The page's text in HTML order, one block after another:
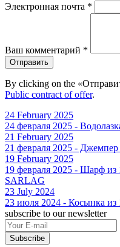
Электронная почта *
Ваш комментарий *
Отправить
By clicking on the
Public contract of offer.
24 February 2025
24 февраля 2025 -
21 February 2025
21 февраля 2025 -
19 February 2025
19 февраля 2025 - Шарф из
SARLAG
23 July 2024
23 июля 2024 - Косынка
subscribe to our newsletter
Subscribe